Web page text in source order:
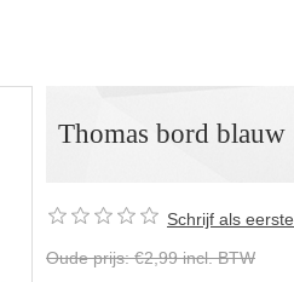
Thomas bord blauw
Schrijf als
Oude prijs: €2,99 incl. BTW